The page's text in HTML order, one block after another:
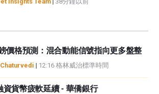
價格預測：混合動能信號指向更多盤整
| 12:16 格林威治標準時間
資貨幣疲軟延續 - 華僑銀行